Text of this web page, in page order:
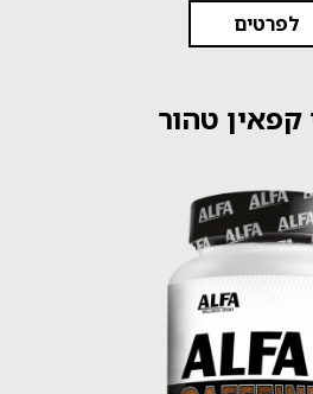
לפרטים
קפאין טהור